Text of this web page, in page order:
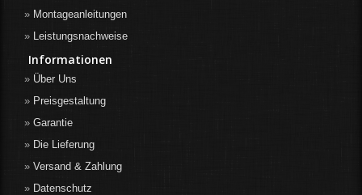
Montageanleitungen
Leistungsnachweise
Informationen
Über Uns
Preisgestaltung
Garantie
Die Lieferung
Versand & Zahlung
Datenschutz